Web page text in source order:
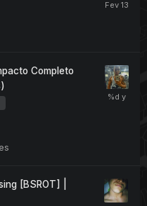
Completo
[BSROT] |